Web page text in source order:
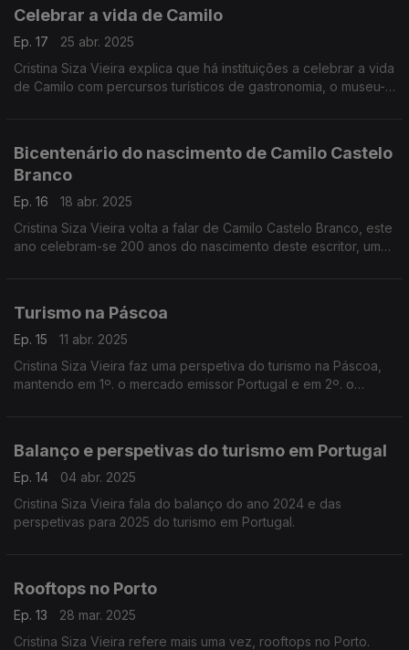
Celebrar a vida de Camilo
Ep. 17
25 abr. 2025
Cristina Siza Vieira explica que há instituições a celebrar a vida
de Camilo com percursos turísticos de gastronomia, o museu-
Bicentenário do nascimento de Camilo Castelo
Branco
Ep. 16
18 abr. 2025
Cristina Siza Vieira volta a falar de Camilo Castelo Branco, este
ano celebram-se 200 anos do nascimento deste escritor, um
Turismo na Páscoa
Ep. 15
11 abr. 2025
Cristina Siza Vieira faz uma perspetiva do turismo na Páscoa,
mantendo em 1º. o mercado emissor Portugal e em 2º. o
Balanço e perspetivas do turismo em Portugal
Ep. 14
04 abr. 2025
Cristina Siza Vieira fala do balanço do ano 2024 e das
perspetivas para 2025 do turismo em Portugal.
Rooftops no Porto
Ep. 13
28 mar. 2025
Cristina Siza Vieira refere mais uma vez, rooftops no Porto.